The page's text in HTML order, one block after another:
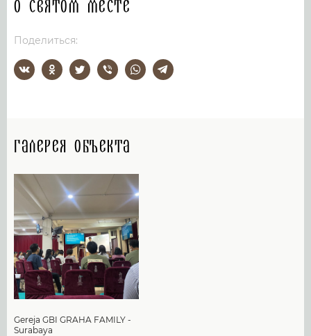
О святом месте
Поделиться:
Галерея объекта
Gereja GBI GRAHA FAMILY -
Surabaya